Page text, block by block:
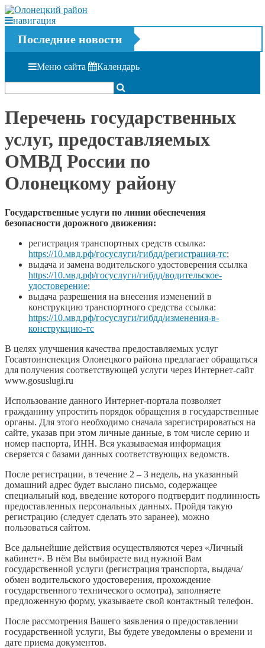
навигация
Последние новости
Меню сайта Календарь
Перечень государственных
услуг, предоставляемых
ОМВД России по
Олонецкому району
Государственные услуги по линии обеспечения
безопасности дорожного движения:
регистрация транспортных средств ссылка:
https://10.мвд.рф/госуслуги/гибдд/регистрация-тс;
выдача и замена водительского удостоверения ссылка
https://10.мвд.рф/госуслуги/гибдд/водительское-
удостоверение;
выдача разрешения на внесения изменений в
конструкцию транспортного средства ссылка:
https://10.мвд.рф/госуслуги/гибдд/изменения-в-
конструкцию-тс
В целях улучшения качества предоставляемых услуг
Госавтоинспекция Олонецкого района предлагает обращаться
для получения соответствующей услуги через Интернет-сайт
www.gosuslugi.ru
Использование данного Интернет-портала позволяет
гражданину упростить порядок обращения в государственные
органы. Для этого необходимо сначала зарегистрироваться на
сайте, указав при этом личные данные, в том числе серию и
номер паспорта, ИНН. Вся указываемая информация
сверяется с базами данных соответствующих ведомств.
После регистрации, в течение 2 – 3 недель, на указанный
домашний адрес будет выслано письмо, содержащее
специальный код, введение которого подтвердит подлинность
предоставленных персональных данных. Пройдя такую
регистрацию (следует сделать это заранее), можно
пользоваться сайтом.
Все дальнейшие действия осуществляются через «Личный
кабинет». В нём Вы выбираете вид нужной Вам
государственной услуги (регистрация транспорта, выдача/
обмен водительского удостоверения, прохождение
государственного технического осмотра), заполняете
предложенную форму, указываете свой контактный телефон.
После рассмотрения Вашего заявления о предоставлении
государственной услуги, Вы будете уведомлены о времени и
дате приема документов.